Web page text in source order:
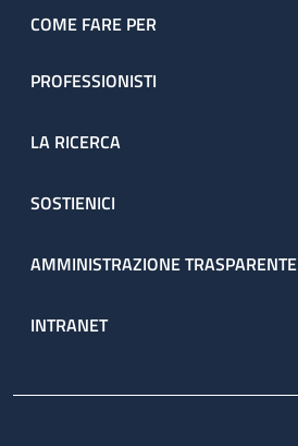
COME FARE PER
PROFESSIONISTI
LA RICERCA
SOSTIENICI
AMMINISTRAZIONE TRASPARENTE
INTRANET